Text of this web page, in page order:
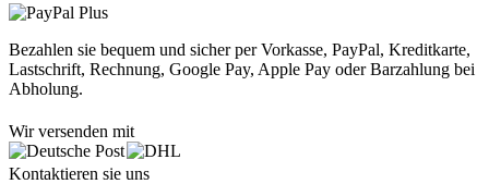
Bezahlen sie bequem und sicher per Vorkasse, PayPal, Kreditkarte,
Lastschrift, Rechnung, Google Pay, Apple Pay oder Barzahlung bei
Abholung.
Wir versenden mit
Kontaktieren sie uns